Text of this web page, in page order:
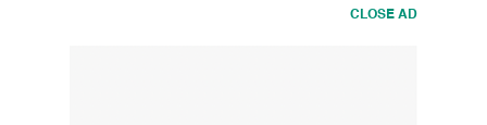
CLOSE AD